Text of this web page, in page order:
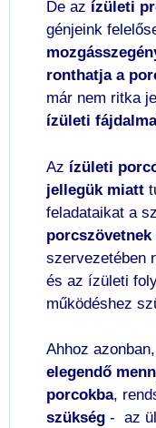
De az ízületi
génjeink
ronthatja a
már nem ritka
ízületi
Az ízületi
jellegük miatt
feladataikat a
porcszövetnek
szervezetében
és az ízületi
működéshez
Ahhoz
elegendő
porcokba,
szükség - az